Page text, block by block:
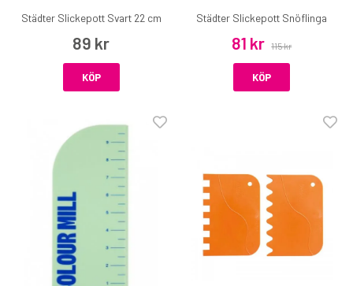
Städter Slickepott Svart 22 cm
89 kr
KÖP
Städter Slickepott Snöflinga
81 kr 115 kr
KÖP